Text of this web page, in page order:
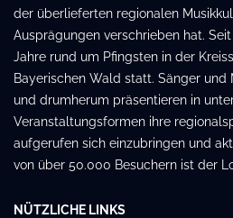
der überlieferten regionalen
Ausprägungen verschrieben hat.
Jahre rund um Pfingsten in der
Bayerischen Wald statt. Sänger und
und drumherum präsentieren in
Veranstaltungsformen ihre
aufgerufen sich einzubringen und
von über 50.000 Besuchern ist der
NÜTZLICHE LINKS